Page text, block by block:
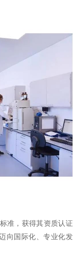
准，获得其资质认证
向国际化、专业化发